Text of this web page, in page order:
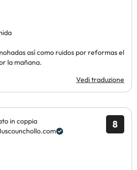
así como ruidos por reformas el
la mañana.
Vedi traduzione
8
in coppia